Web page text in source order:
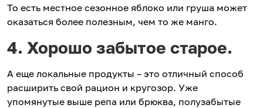
То есть местное сезонное яблоко или груша может
оказаться более полезным, чем то же манго.
4. Хорошо забытое старое.
А еще локальные продукты – это отличный способ
расширить свой рацион и кругозор. Уже
упомянутые выше репа или брюква, полузабытые